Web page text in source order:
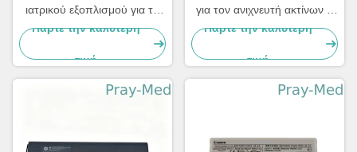
ιατρικού εξοπλισμού για το
Defibrillator όργανο ελέγχου
11141-000068 14200330
Πάρτε την καλύτερη
τιμή
για τον ανιχνευτή ακτίνων Χ
του Trixell Pixium 2430 EZ
Πάρτε την καλύτερη
τιμή